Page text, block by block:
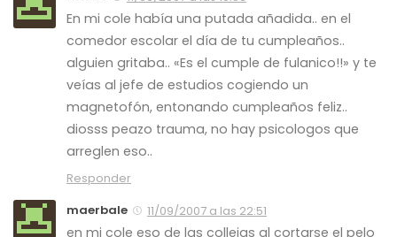
En mi cole había una putada añadida.. en el
comedor escolar el día de tu cumpleaños..
alguien gritaba.. «Es el cumple de fulanico!!» y te
veías al jefe de estudios cogiendo un
magnetofón, entonando cumpleaños feliz..
diosss peazo trauma, no hay psicologos que
arreglen eso..
Responder
maerbale
11/09/2007 a las 22:51
en mi cole eso de las collejas al cortarse el pelo